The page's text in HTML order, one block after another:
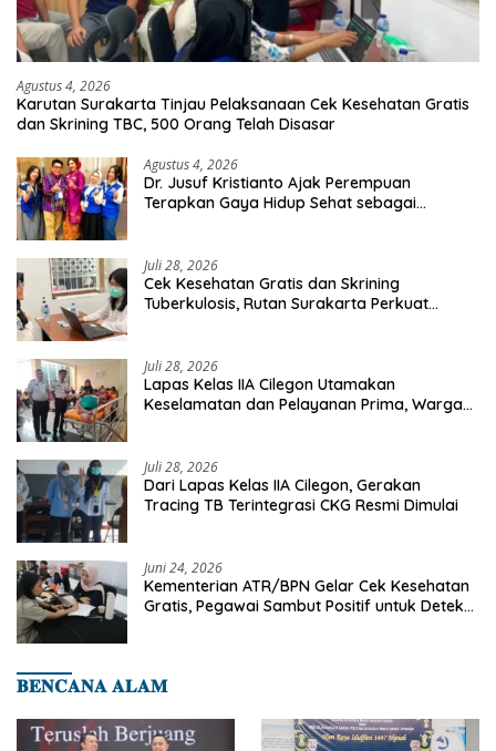
Agustus 4, 2026
Karutan Surakarta Tinjau Pelaksanaan Cek Kesehatan Gratis
dan Skrining TBC, 500 Orang Telah Disasar
Agustus 4, 2026
Dr. Jusuf Kristianto Ajak Perempuan
Terapkan Gaya Hidup Sehat sebagai
Juli 28, 2026
Cek Kesehatan Gratis dan Skrining
Tuberkulosis, Rutan Surakarta Perkuat
Juli 28, 2026
Lapas Kelas IIA Cilegon Utamakan
Keselamatan dan Pelayanan Prima, Warga
Juli 28, 2026
Dari Lapas Kelas IIA Cilegon, Gerakan
Tracing TB Terintegrasi CKG Resmi Dimulai
Juni 24, 2026
Kementerian ATR/BPN Gelar Cek Kesehatan
Gratis, Pegawai Sambut Positif untuk Deteksi
𝐁𝐄𝐍𝐂𝐀𝐍𝐀 𝐀𝐋𝐀𝐌